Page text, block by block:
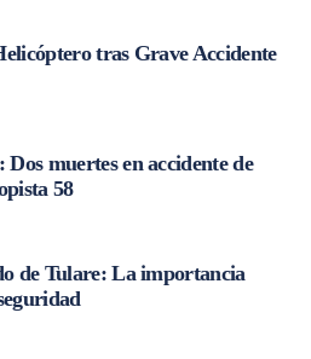
tras Grave Accidente
muertes en accidente de
58
de Tulare: La importancia